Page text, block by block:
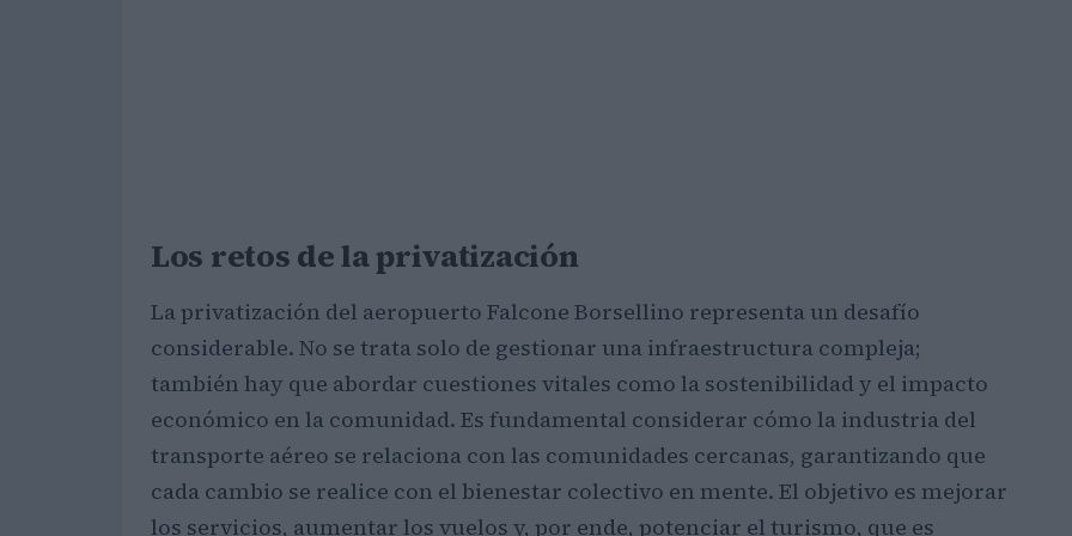
Los retos de la privatización
La privatización del aeropuerto Falcone Borsellino representa un desafío
considerable. No se trata solo de gestionar una infraestructura compleja;
también hay que abordar cuestiones vitales como la sostenibilidad y el impacto
económico en la comunidad. Es fundamental considerar cómo la industria del
transporte aéreo se relaciona con las comunidades cercanas, garantizando que
cada cambio se realice con el bienestar colectivo en mente. El objetivo es mejorar
los servicios, aumentar los vuelos y, por ende, potenciar el turismo, que es